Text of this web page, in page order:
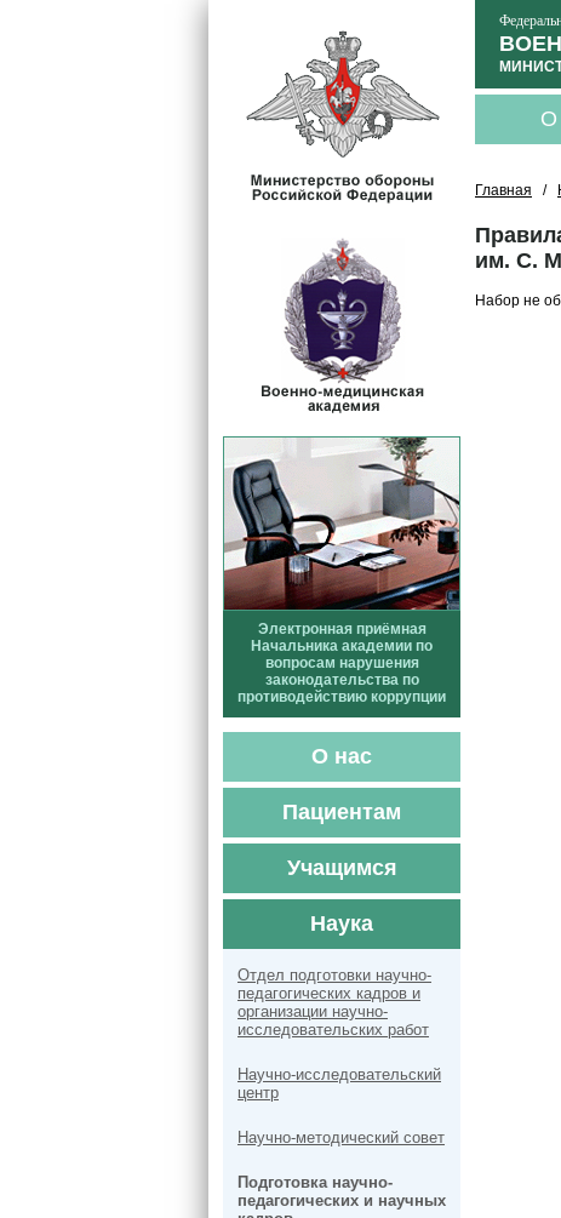
О
Электронная приёмная
Начальника академии по
вопросам нарушения
законодательства по
противодействию коррупции
О нас
Пациентам
Учащимся
Наука
Отдел подготовки научно-
педагогических кадров и
организации научно-
исследовательских работ
Научно-исследовательский
центр
Научно-методический совет
Подготовка научно-
педагогических и научных
Главная /
им. С.
Набор не